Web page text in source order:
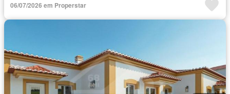
06/07/2026 em Properstar